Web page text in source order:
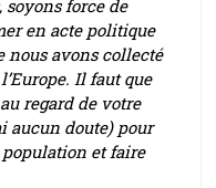
soyons force de
en acte politique
nous avons collecté
Il faut que
regard de votre
aucun doute) pour
population et faire